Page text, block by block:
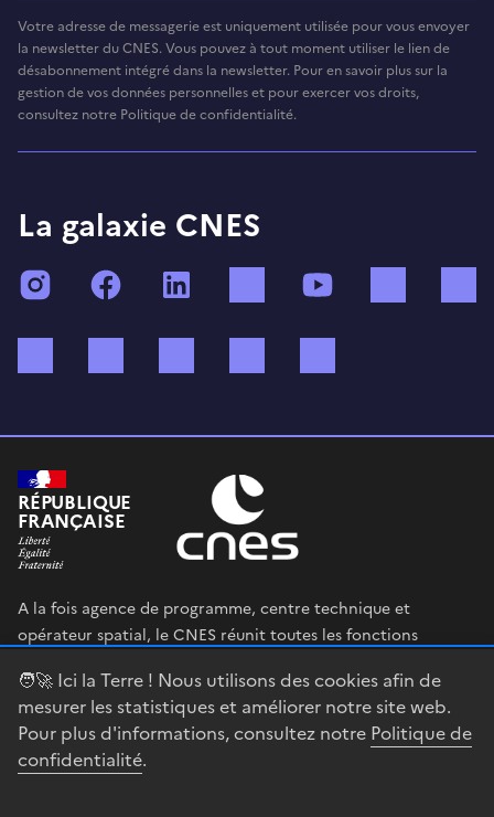
🧑‍🚀 Ici la Terre ! Nous utilisons des cookies afin de
mesurer les statistiques et améliorer notre site web.
Pour plus d'informations, consultez notre Politique de
confidentialité.
Votre adresse de messagerie est uniquement utilisée pour vous envoyer
la newsletter du CNES. Vous pouvez à tout moment utiliser le lien de
désabonnement intégré dans la newsletter. Pour en savoir plus sur la
gestion de vos données personnelles et pour exercer vos droits,
consultez notre Politique de confidentialité.
La galaxie CNES
InstagramFacebook TikTok
RÉPUBLIQUE
FRANÇAISE
A la fois agence de programme, centre technique et
opérateur spatial, le CNES réunit toutes les fonctions
en œuvre sa stratégie spatiale.
legifrance.gouv.fr
gouvernement.fr